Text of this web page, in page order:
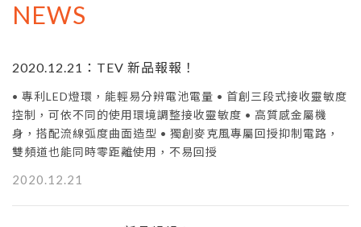
NEWS
2020.12.21：TEV 新品報報！
• 專利LED燈環，能輕易分辨電池電量 • 首創三段式接收靈敏度
控制，可依不同的使用環境調整接收靈敏度 • 高質感金屬機
身，搭配流線弧度曲面造型 • 獨創麥克風專屬回授抑制電路，
雙頻道也能同時零距離使用，不易回授
2020.12.21